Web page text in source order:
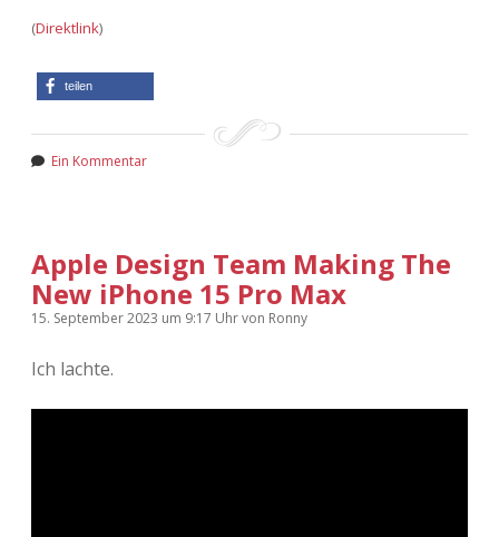
(Direktlink)
teilen
Ein Kommentar
Apple Design Team Making The
New iPhone 15 Pro Max
15. September 2023 um 9:17 Uhrvon Ronny
Ich lachte.